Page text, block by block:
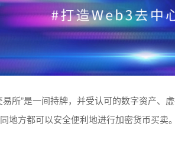
易所”是一间持牌，并受认可的数字资产、
地方都可以安全便利地进行加密货币买卖。